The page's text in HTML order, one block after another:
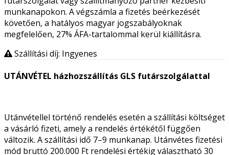
munkanapokon. A végszámla a fizetés beérkezését
követően, a hatályos magyar jogszabályoknak
megfelelően, 27% ÁFA-tartalommal kerül kiállításra.
Szállítási díj: Ingyenes
UTÁNVÉTEL házhozszállítás GLS futárszolgálattal
Utánvétellel történő rendelés esetén a szállítási költséget
a vásárló fizeti, amely a rendelés értékétől függően
változik. A szállítási idő 7–9 munkanap. Utánvétes fizetési
mód bruttó 200.000 Ft rendelési értékig választható 30